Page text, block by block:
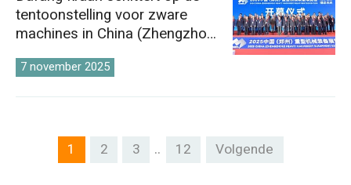
tentoonstelling voor zware
machines in China (Zhengzhou)
in 2025
7 november 2025
1 2 3 .. 12 Volgende